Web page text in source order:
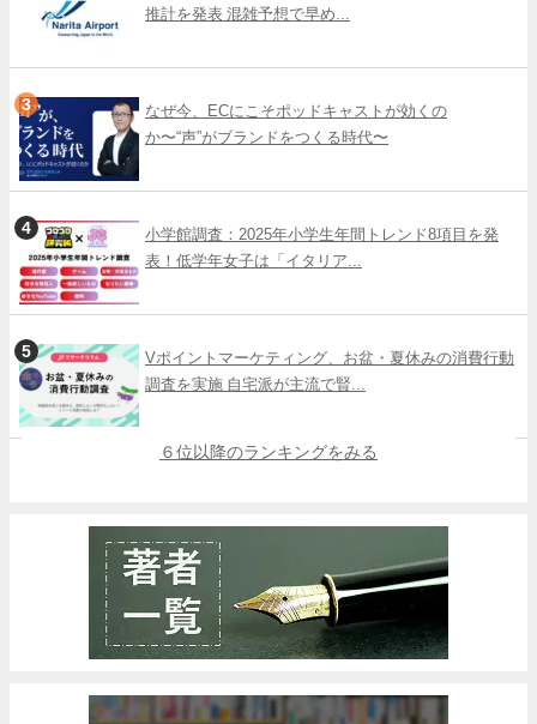
推計を発表 混雑予想で早め...
なぜ今、ECにこそポッドキャストが効くの
か〜“声”がブランドをつくる時代〜
小学館調査：2025年小学生年間トレンド8項目を発
表！低学年女子は「イタリア...
Vポイントマーケティング、お盆・夏休みの消費行動
調査を実施 自宅派が主流で賢...
６位以降のランキングをみる